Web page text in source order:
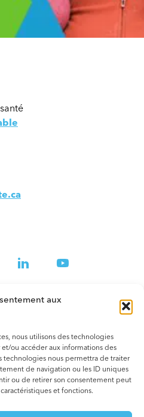
aux
nous utilisons des technologies
ou accéder aux informations des
technologies nous permettra de traiter
de navigation ou les ID uniques
ou de retirer son consentement peut
et fonctions.